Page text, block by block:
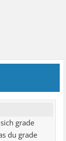
grade
du grade